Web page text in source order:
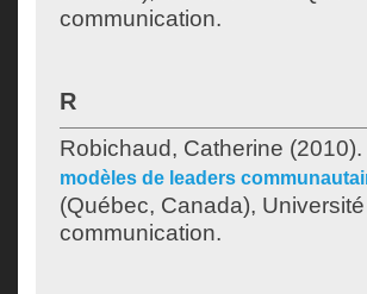
communication.
R
Robichaud, Catherine (2010).
modèles de leaders
(Québec, Canada),
communication.